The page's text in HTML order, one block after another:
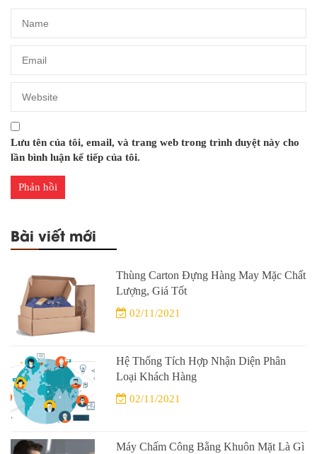
Lưu tên của tôi, email, và trang web trong trình duyệt này cho
lần bình luận kế tiếp của tôi.
Bài viết mới
Thùng Carton Đựng Hàng May Mặc Chất
Lượng, Giá Tốt
02/11/2021
Hệ Thống Tích Hợp Nhận Diện Phân
Loại Khách Hàng
02/11/2021
Máy Chấm Công Bằng Khuôn Mặt Là Gì